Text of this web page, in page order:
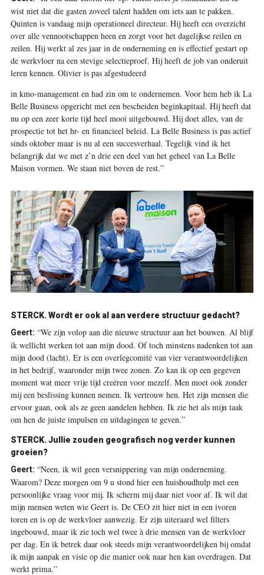
wist niet dat die gasten zoveel talent hadden om iets aan te pakken.
Quinten is vandaag mijn operationeel directeur. Hij heeft een overzicht
over alle vennootschappen heen en zorgt voor het dagelijkse reilen en
zeilen. Hij werkt al zes jaar in de onderneming en is effectief gestart op
de werkvloer na een stevige selectieproef. Hij heeft de job van onderuit
leren kennen. Olivier is pas afgestudeerd
in kmo-management en had zin om te ondernemen. Voor hem heb ik La
Belle Business opgericht met een bescheiden beginkapitaal. Hij heeft dat
nu op een zeer korte tijd heel mooi uitgebouwd. Hij doet alles, van de
prospectie tot het hr- en financieel beleid. La Belle Business is pas actief
sinds oktober maar is nu al een succesverhaal. Tegelijk vind ik het
belangrijk dat we met z’n drie een deel van het geheel van La Belle
Maison vormen. We staan niet boven de rest.”
STERCK. Wordt er ook al aan verdere structuur gedacht?
Geert: “We zijn volop aan die nieuwe structuur aan het bouwen. Al blijf
ik wellicht werken tot aan mijn dood. Of toch minstens nadenken tot aan
mijn dood (lacht). Er is een overlegcomité van vier verantwoordelijken
in het bedrijf, waaronder mijn twee zonen. Zo kan ik op een gegeven
moment wat meer vrije tijd creëren voor mezelf. Men moet ook zonder
mij een beslissing kunnen nemen. Ik vertrouw hen. Het zijn mensen die
ervoor gaan, ook als ze geen aandelen hebben. Ik zie het als mijn taak
om hen de juiste impulsen en uitdagingen te geven.”
STERCK. Jullie zouden geografisch nog verder kunnen
groeien?
Geert: “Neen, ik wil geen versnippering van mijn onderneming.
Waarom? Deze morgen om 9 u stond hier een huishoudhulp met een
persoonlijke vraag voor mij. Ik scherm mij daar niet voor af. Ik wil dat
mijn mensen weten wie Geert is. De CEO zit hier niet in een ivoren
toren en is op de werkvloer aanwezig. Er zijn uiteraard wel filters
ingebouwd, maar ik zie toch wel twee à drie mensen van de werkvloer
per dag. En ik betrek daar ook steeds mijn verantwoordelijken bij omdat
ik mijn aanpak en visie op die manier ook naar hen kan overdragen. Dat
werkt prima.”